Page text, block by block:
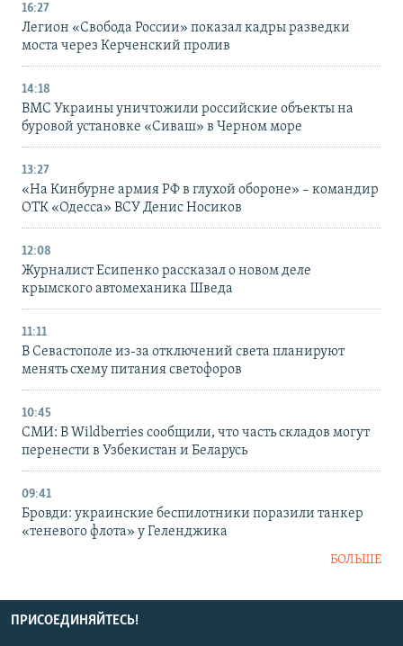
16:27
Легион «Свобода России» показал кадры разведки
моста через Керченский пролив
14:18
ВМС Украины уничтожили российские объекты на
буровой установке «Сиваш» в Черном море
13:27
«На Кинбурне армия РФ в глухой обороне» – командир
ОТК «Одесса» ВСУ Денис Носиков
12:08
Журналист Есипенко рассказал о новом деле
крымского автомеханика Шведа
11:11
В Севастополе из-за отключений света планируют
менять схему питания светофоров
10:45
СМИ: В Wildberries сообщили, что часть складов могут
перенести в Узбекистан и Беларусь
09:41
Бровди: украинские беспилотники поразили танкер
«теневого флота» у Геленджика
БОЛЬШЕ
ПРИСОЕДИНЯЙТЕСЬ!